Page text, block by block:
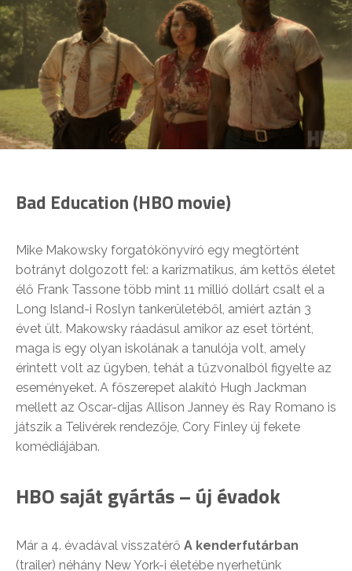
Bad Education (HBO movie)
Mike Makowsky forgatókönyvíró egy megtörtént
botrányt dolgozott fel: a karizmatikus, ám kettős életet
élő Frank Tassone több mint 11 millió dollárt csalt el a
Long Island-i Roslyn tankerületéből, amiért aztán 3
évet ült. Makowsky ráadásul amikor az eset történt,
maga is egy olyan iskolának a tanulója volt, amely
érintett volt az ügyben, tehát a tűzvonalból figyelte az
eseményeket. A főszerepet alakító Hugh Jackman
mellett az Oscar-díjas Allison Janney és Ray Romano is
játszik a Telivérek rendezője, Cory Finley új fekete
komédiájában.
HBO saját gyártás – új évadok
Már a 4. évadával visszatérő A kenderfutárban
(trailer) néhány New York-i életébe nyerhetünk